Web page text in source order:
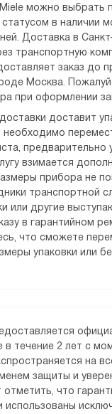
можно выбрать
в наличии
Доставка в
транспортную
заказ до
Москва.
при оформлении
доставит
предварительно
взимается
прибора не
транспортной
или другие
в гарантийном
что сможете
упаковки или
течение 2 лет с
на
защиты и
что